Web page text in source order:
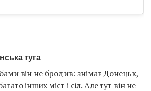
туга
він не бродив: знімав Донецьк,
інших міст і сіл. Але тут він не